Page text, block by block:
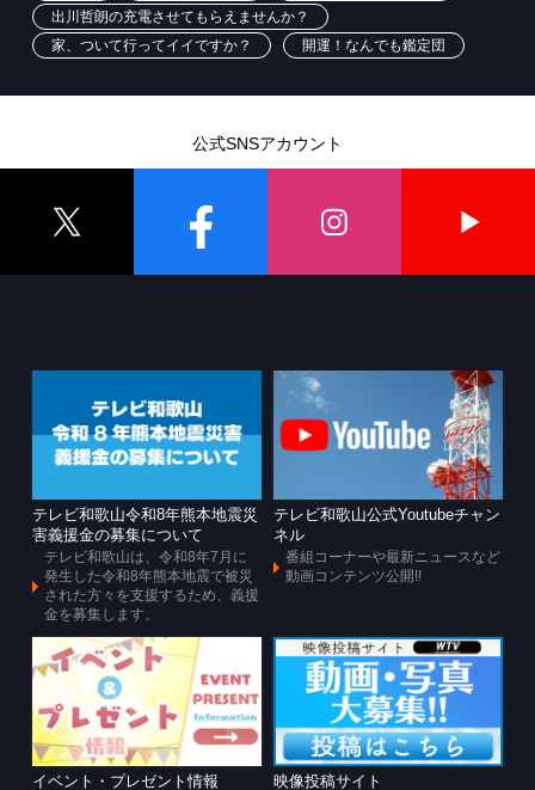
出川哲朗の充電させてもらえませんか？
家、ついて行ってイイですか？
開運！なんでも鑑定団
公式SNSアカウント
テレビ和歌山令和8年熊本地震災
害義援金の募集について
テレビ和歌山は、令和8年7月に
発生した令和8年熊本地震で被災
された方々を支援するため、義援
金を募集します。
テレビ和歌山公式Youtubeチャン
ネル
番組コーナーや最新ニュースなど
動画コンテンツ公開!!
イベント・プレゼント情報
映像投稿サイト